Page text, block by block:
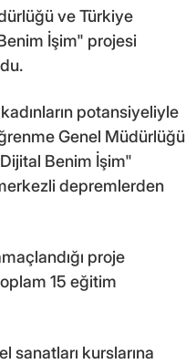
ve Türkiye
İşim" projesi
potansiyeliyle
Genel Müdürlüğü
Benim İşim"
depremlerden
proje
15 eğitim
sanatları kurslarına